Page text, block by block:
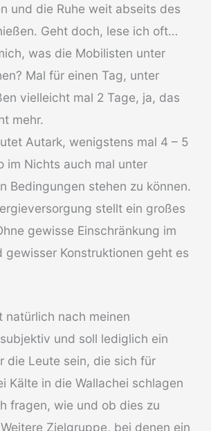
und die Ruhe weit abseits des
Geht doch, lese ich oft…
was die Mobilisten unter
Mal für einen Tag, unter
vielleicht mal 2 Tage, ja, das
mehr.
Autark, wenigstens mal 4 – 5
im Nichts auch mal unter
Bedingungen stehen zu können.
stellt ein großes
gewisse Einschränkung im
gewisser Konstruktionen geht es
natürlich nach meinen
und soll lediglich ein
die Leute sein, die sich für
Kälte in die Wallachei schlagen
fragen, wie und ob dies zu
Zielgruppe, bei denen ein